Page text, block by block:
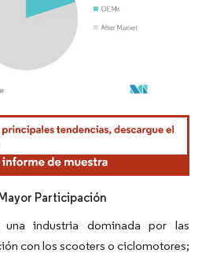
requiere atribución según CC BY 4.0.
Participación
industria dominada por las
con los scooters o ciclomotores;